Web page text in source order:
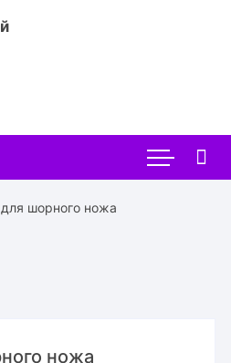
шорного ножа
ножа